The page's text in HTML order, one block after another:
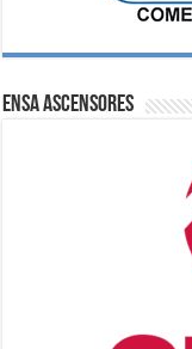
ENSA Ascensores